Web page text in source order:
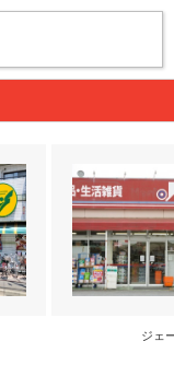
ジェ